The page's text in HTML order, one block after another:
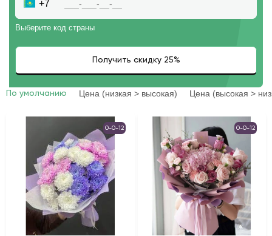
+7
Выберите код страны
По умолчанию Цена (низкая > высокая) Цена (высокая >
0-0-12 0-0-12